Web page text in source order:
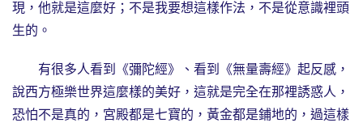
現，他就是這麼好；不是我要想這樣作法，不是從意識裡頭
生的。
有很多人看到《彌陀經》、看到《無量壽經》起反感，
說西方極樂世界這麼樣的美好，這就是完全在那裡誘惑人，
恐怕不是真的，宮殿都是七寶的，黃金都是鋪地的，過這樣